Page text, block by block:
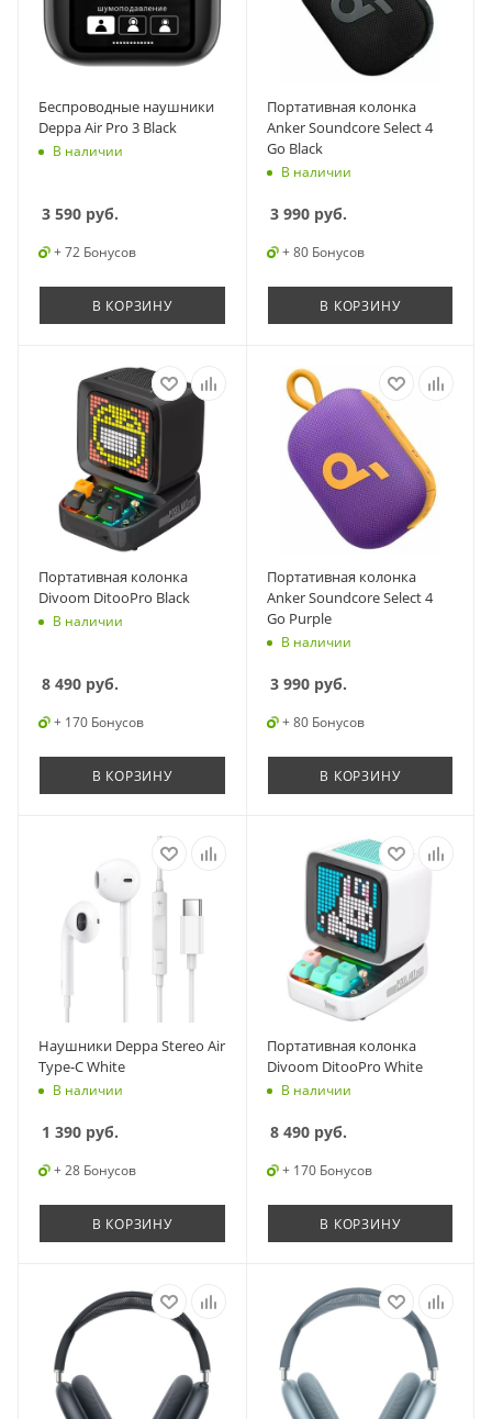
Беспроводные наушники
Deppa Air Pro 3 Black
В наличии
3 590 руб.
+ 72 Бонусов
В КОРЗИНУ
Портативная колонка
Anker Soundcore Select 4
Go Black
В наличии
3 990руб.
+ 80 Бонусов
В КОРЗИНУ
Портативная колонка
Divoom DitooPro Black
В наличии
8 490 руб.
+ 170 Бонусов
В КОРЗИНУ
Портативная колонка
Anker Soundcore Select 4
Go Purple
В наличии
3 990руб.
+ 80 Бонусов
В КОРЗИНУ
Наушники Deppa Stereo Air
Type-C White
В наличии
1 390 руб.
+ 28 Бонусов
В КОРЗИНУ
Портативная колонка
Divoom DitooPro White
В наличии
8 490руб.
+ 170 Бонусов
В КОРЗИНУ